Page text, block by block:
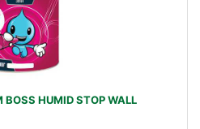
HUMID STOP WALL